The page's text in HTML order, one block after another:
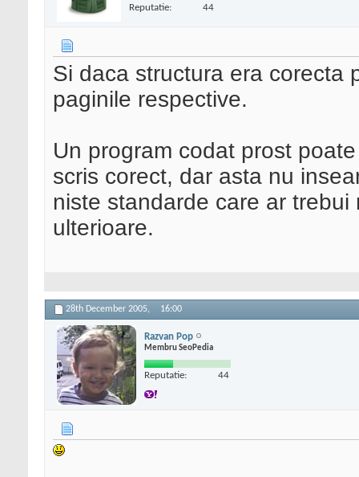
Reputatie: 44
Si daca structura era corecta
paginile respective.
Un program codat prost
scris corect, dar asta nu
niste standarde care ar
ulterioare.
28th December 2005, 16:00
Razvan Pop
Membru SeoPedia
Reputatie: 44